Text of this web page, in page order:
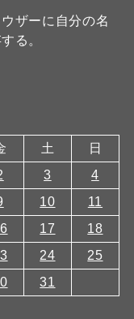
ザーに自分の名
る。
土
日
3
4
10
11
17
18
24
25
31